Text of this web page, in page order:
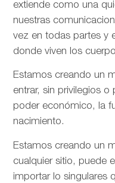
extiende como una
nuestras
vez en todas partes y
donde viven los
Estamos creando un
entrar, sin privilegios
poder económico, la
nacimiento.
Estamos creando un
cualquier sitio, puede
importar lo singulares